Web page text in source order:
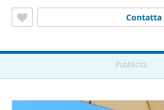
Contatta
Pubblicità